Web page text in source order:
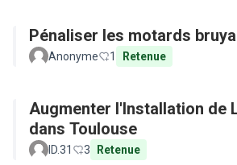
Pénaliser les motards
Anonyme 1 Retenue
Augmenter l'Installation de
dans Toulouse
ID.31 3 Retenue